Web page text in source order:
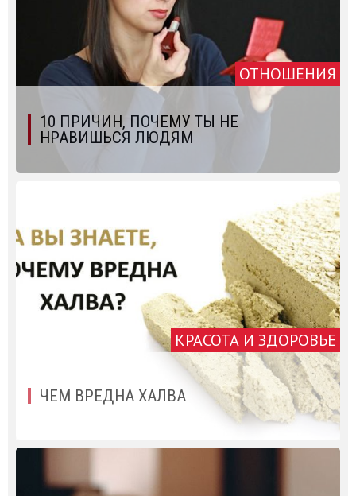
ОТНОШЕНИЯ
10 ПРИЧИН, ПОЧЕМУ ТЫ НЕ
НРАВИШЬСЯ ЛЮДЯМ
КРАСОТА И ЗДОРОВЬЕ
ЧЕМ ВРЕДНА ХАЛВА